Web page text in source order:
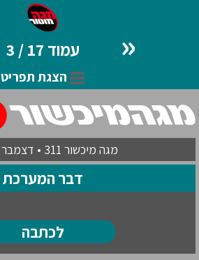
« עמוד 17 / 3
הצגת תפריט
מגה מיכשור 311 • דצמבר • 2021
דבר המערכת
לכתבה